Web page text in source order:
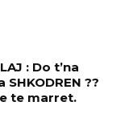
: Do t’na
??
te marret.